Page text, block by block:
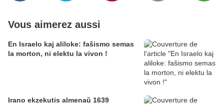
Vous aimerez aussi
En Israelo kaj aliloke: faŝismo semas
la morton, ni elektu la vivon !
Irano ekzekutis almenaŭ 1639